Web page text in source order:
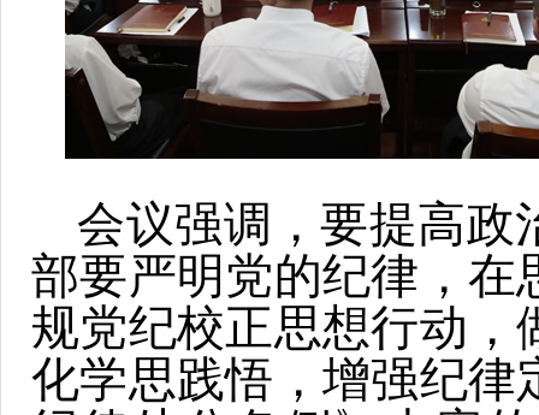
会议强调，要提高政
部要严明党的纪律，在
规党纪校正思想行动，
化学思践悟，增强纪律